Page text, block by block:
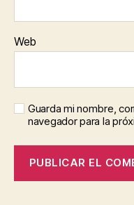
Web
Guarda mi nombre,
navegador para la